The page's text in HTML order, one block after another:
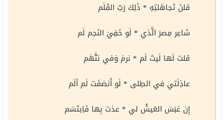
قلنَ تَجاهَلتِهِ * ذَلِكَ رَبّ القَلَم
شاعِر مِصرَ الَّذي * لَو خَفِيَ النَجم لَم
قلت لَها لَيتَ لَم * نرمَ وَفي نتَّهَم
عاذِلَتي في الطِلى * لَو أَنصَفَت لَم ألَم
إِن عَبَسَ العَيشُ لي * عذت بِها فَاِبتَسَم